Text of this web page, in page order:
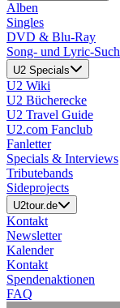
Alben
Singles
DVD & Blu-Ray
Song- und Lyric-
U2 Specials
U2 Wiki
U2 Bücherecke
U2 Travel Guide
U2.com Fanclub
Fanletter
Specials & Interviews
Tributebands
Sideprojects
U2tour.de
Kontakt
Newsletter
Kalender
Kontakt
Spendenaktionen
FAQ